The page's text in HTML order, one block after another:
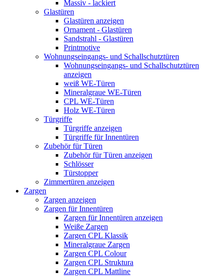
Massiv - lackiert
Glastüren
Glastüren anzeigen
Ornament - Glastüren
Sandstrahl - Glastüren
Printmotive
Wohnungseingangs- und Schallschutztüren
Wohnungseingangs- und Schallschutztüren
anzeigen
weiß WE-Türen
Mineralgraue WE-Türen
CPL WE-Türen
Holz WE-Türen
Türgriffe
Türgriffe anzeigen
Türgriffe für Innentüren
Zubehör für Türen
Zubehör für Türen anzeigen
Schlösser
Türstopper
Zimmertüren anzeigen
Zargen
Zargen anzeigen
Zargen für Innentüren
Zargen für Innentüren anzeigen
Weiße Zargen
Zargen CPL Klassik
Mineralgraue Zargen
Zargen CPL Colour
Zargen CPL Struktura
Zargen CPL Mattline